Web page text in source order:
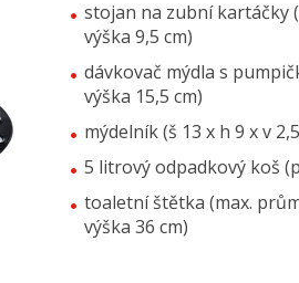
stojan na zubní kartáčky
výška 9,5 cm)
dávkovač mýdla s
výška 15,5 cm)
mýdelník (š 13 x h 9 x v
5 litrový odpadkový koš
toaletní štětka (max.
výška 36 cm)